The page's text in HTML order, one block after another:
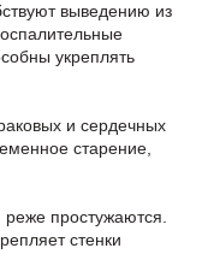
выведению из
укреплять
и сердечных
старение,
простужаются.
стенки